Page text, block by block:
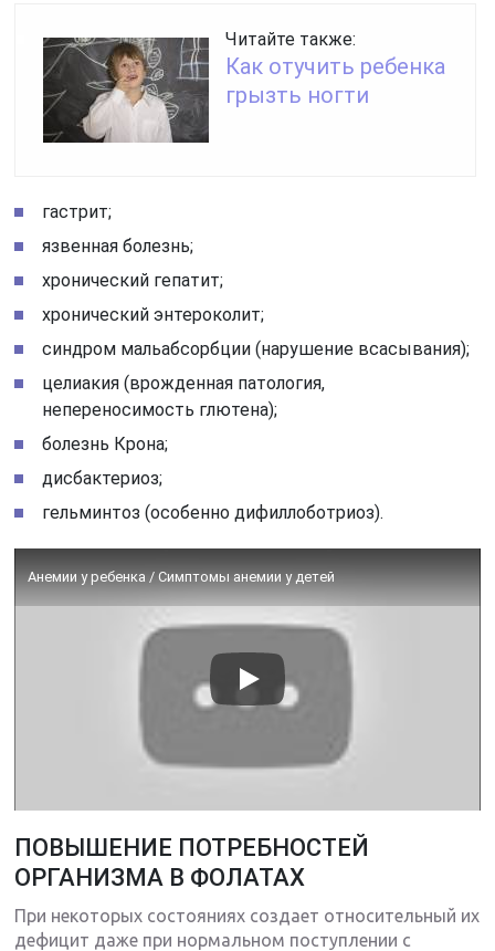
Читайте также:
Как отучить ребенка
грызть ногти
гастрит;
язвенная болезнь;
хронический гепатит;
хронический энтероколит;
синдром мальабсорбции (нарушение всасывания);
целиакия (врожденная патология,
непереносимость глютена);
болезнь Крона;
дисбактериоз;
гельминтоз (особенно дифиллоботриоз).
Анемии у ребенка / Симптомы анемии у детей
ПОВЫШЕНИЕ ПОТРЕБНОСТЕЙ
ОРГАНИЗМА В ФОЛАТАХ
При некоторых состояниях создает относительный их
дефицит даже при нормальном поступлении с